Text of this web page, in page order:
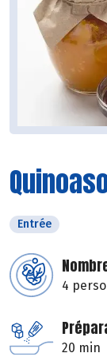
Entrée
4
20 min